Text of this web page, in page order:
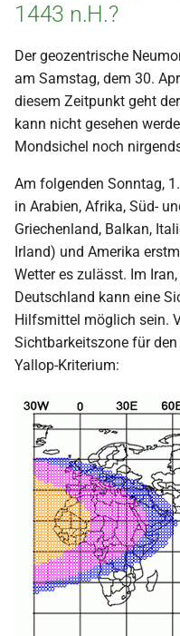
1443 n.H.?
Der geozentrische
am Samstag, dem 30.
diesem Zeitpunkt geht
kann nicht gesehen
Mondsichel noch
Am folgenden Sonntag,
in Arabien, Afrika, Süd-
Griechenland, Balkan,
Irland) und Amerika
Wetter es zulässt. Im
Deutschland kann eine
Hilfsmittel möglich sein.
Sichtbarkeitszone für
Yallop-Kriterium: